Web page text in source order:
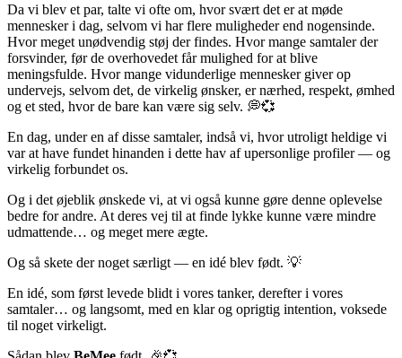
Da vi blev et par, talte vi ofte om, hvor svært det er at møde
mennesker i dag, selvom vi har flere muligheder end nogensinde.
Hvor meget unødvendig støj der findes. Hvor mange samtaler der
forsvinder, før de overhovedet får mulighed for at blive
meningsfulde. Hvor mange vidunderlige mennesker giver op
undervejs, selvom det, de virkelig ønsker, er nærhed, respekt, ømhed
og et sted, hvor de bare kan være sig selv. 💭💞
En dag, under en af disse samtaler, indså vi, hvor utroligt heldige vi
var at have fundet hinanden i dette hav af upersonlige profiler — og
virkelig forbundet os.
Og i det øjeblik ønskede vi, at vi også kunne gøre denne oplevelse
bedre for andre. At deres vej til at finde lykke kunne være mindre
udmattende… og meget mere ægte.
Og så skete der noget særligt — en idé blev født. 💡
En idé, som først levede blidt i vores tanker, derefter i vores
samtaler… og langsomt, med en klar og oprigtig intention, voksede
til noget virkeligt.